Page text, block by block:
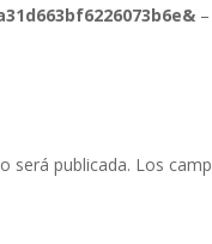
–
será publicada. Los